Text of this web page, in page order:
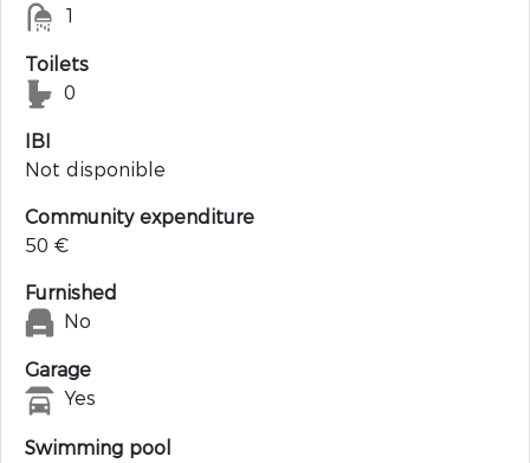
1
Toilets
0
IBI
Not disponible
Community expenditure
50 €
Furnished
No
Garage
Yes
Swimming pool